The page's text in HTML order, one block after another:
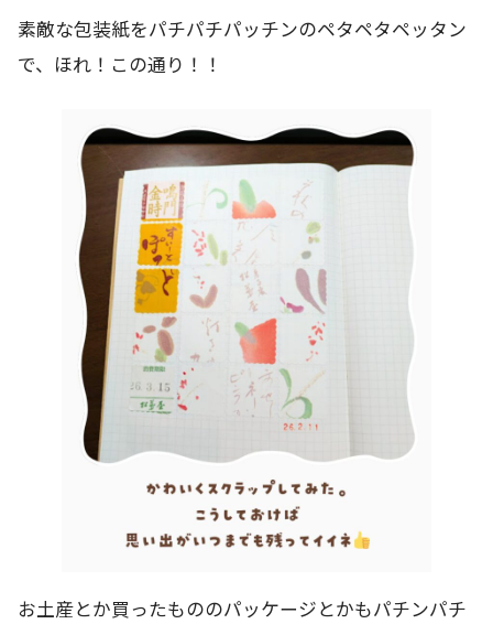
素敵な包装紙をパチパチパッチンのペタペタペッタン
で、ほれ！この通り！！
お土産とか買ったもののパッケージとかもパチンパチ